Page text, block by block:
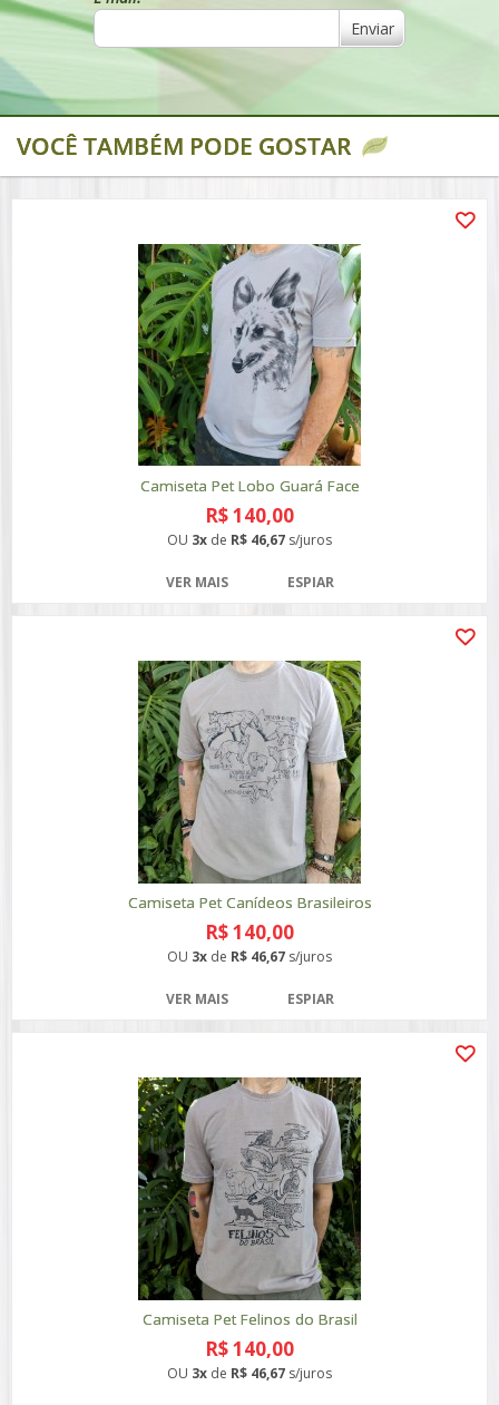
Enviar
VOCÊ TAMBÉM PODE GOSTAR
Camiseta Pet Lobo Guará Face
R$ 140,00
OU 3x de R$ 46,67 s/juros
VER MAIS ESPIAR
Camiseta Pet Canídeos Brasileiros
R$ 140,00
OU 3x de R$ 46,67 s/juros
VER MAIS ESPIAR
Camiseta Pet Felinos do Brasil
R$ 140,00
OU 3x de R$ 46,67 s/juros